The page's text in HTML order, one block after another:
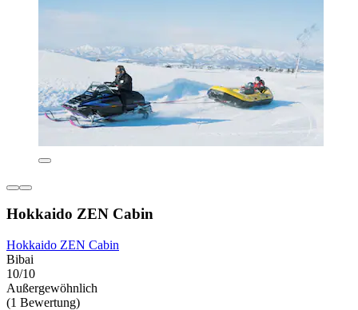
Hokkaido ZEN Cabin
Hokkaido ZEN Cabin
Bibai
10/10
Außergewöhnlich
(1 Bewertung)